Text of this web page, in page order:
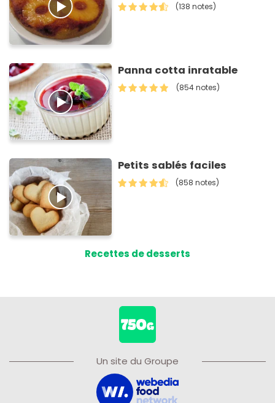
(138 notes)
Panna cotta inratable
(854 notes)
Petits sablés faciles
(858 notes)
Recettes de desserts
Un site du Groupe